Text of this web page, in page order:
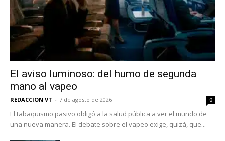
El aviso luminoso: del humo de segunda
mano al vapeo
REDACCION VT - 7 de agosto de 2026 0
El tabaquismo pasivo obligó a la salud pública a ver el mundo de
una nueva manera. El debate sobre el vapeo exige, quizá, que...